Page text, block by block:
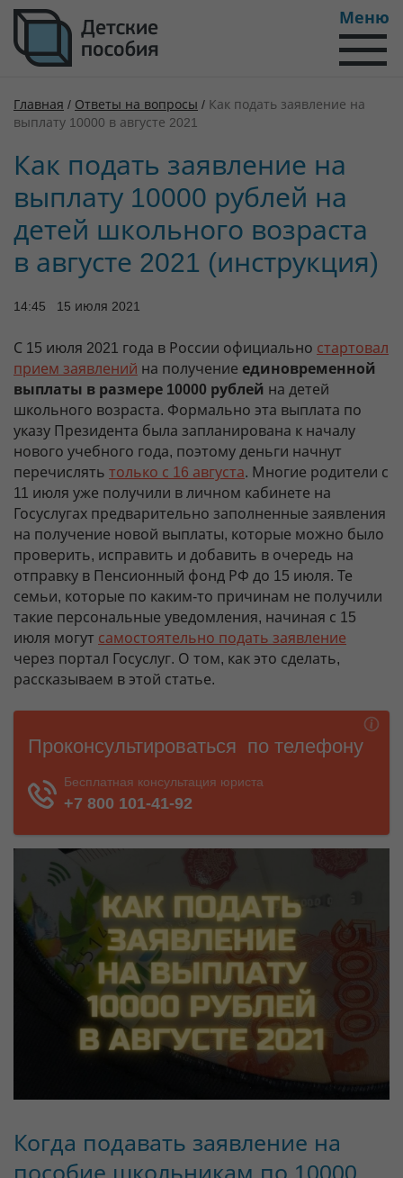
Меню
Главная / Ответы на вопросы / Как подать заявление на
выплату 10000 в августе 2021
Как подать заявление на
выплату 10000 рублей на
детей школьного возраста
в августе 2021 (инструкция)
14:45 15 июля 2021
С 15 июля 2021 года в России официально стартовал
прием заявлений на получение единовременной
выплаты в размере 10000 рублей на детей
школьного возраста. Формально эта выплата по
указу Президента была запланирована к началу
нового учебного года, поэтому деньги начнут
перечислять только с 16 августа. Многие родители с
11 июля уже получили в личном кабинете на
Госуслугах предварительно заполненные заявления
на получение новой выплаты, которые можно было
проверить, исправить и добавить в очередь на
отправку в Пенсионный фонд РФ до 15 июля. Те
семьи, которые по каким-то причинам не получили
такие персональные уведомления, начиная с 15
июля могут самостоятельно подать заявление
через портал Госуслуг. О том, как это сделать,
рассказываем в этой статье.
Когда подавать заявление на
пособие школьникам по 10000